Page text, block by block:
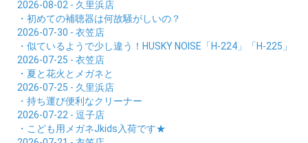
2026-08-02 - 久里浜店
・初めての補聴器は何故騒がしいの？
2026-07-30 - 衣笠店
・似ているようで少し違う！HUSKY NOISE「H-224」「H-225」
2026-07-25 - 衣笠店
・夏と花火とメガネと
2026-07-25 - 久里浜店
・持ち運び便利なクリーナー
2026-07-22 - 逗子店
・こども用メガネJkids入荷です★